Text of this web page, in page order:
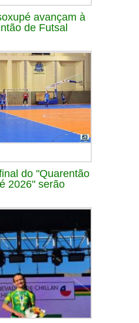
avançam à
de Futsal
do "Quarentão
2026" serão